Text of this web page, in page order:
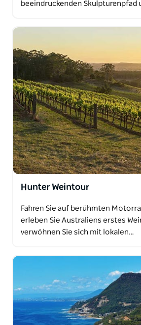
beeindruckenden Skulpturenpfad
Hunter Weintour
Fahren Sie auf berühmten
erleben Sie Australiens erstes
verwöhnen Sie sich mit lokalen…